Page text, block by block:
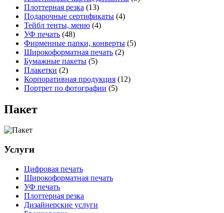
Плоттерная резка (13)
Подарочные сертификаты (4)
Тейбл тенты, меню (4)
УФ печать (48)
Фирменные папки, конверты (5)
Широкоформатная печать (2)
Бумажные пакеты (5)
Плакетки (2)
Корпоративная продукция (12)
Портрет по фотографии (5)
Пакет
Услуги
Цифровая печать
Широкоформатная печать
УФ печать
Плоттерная резка
Дизайнерские услуги